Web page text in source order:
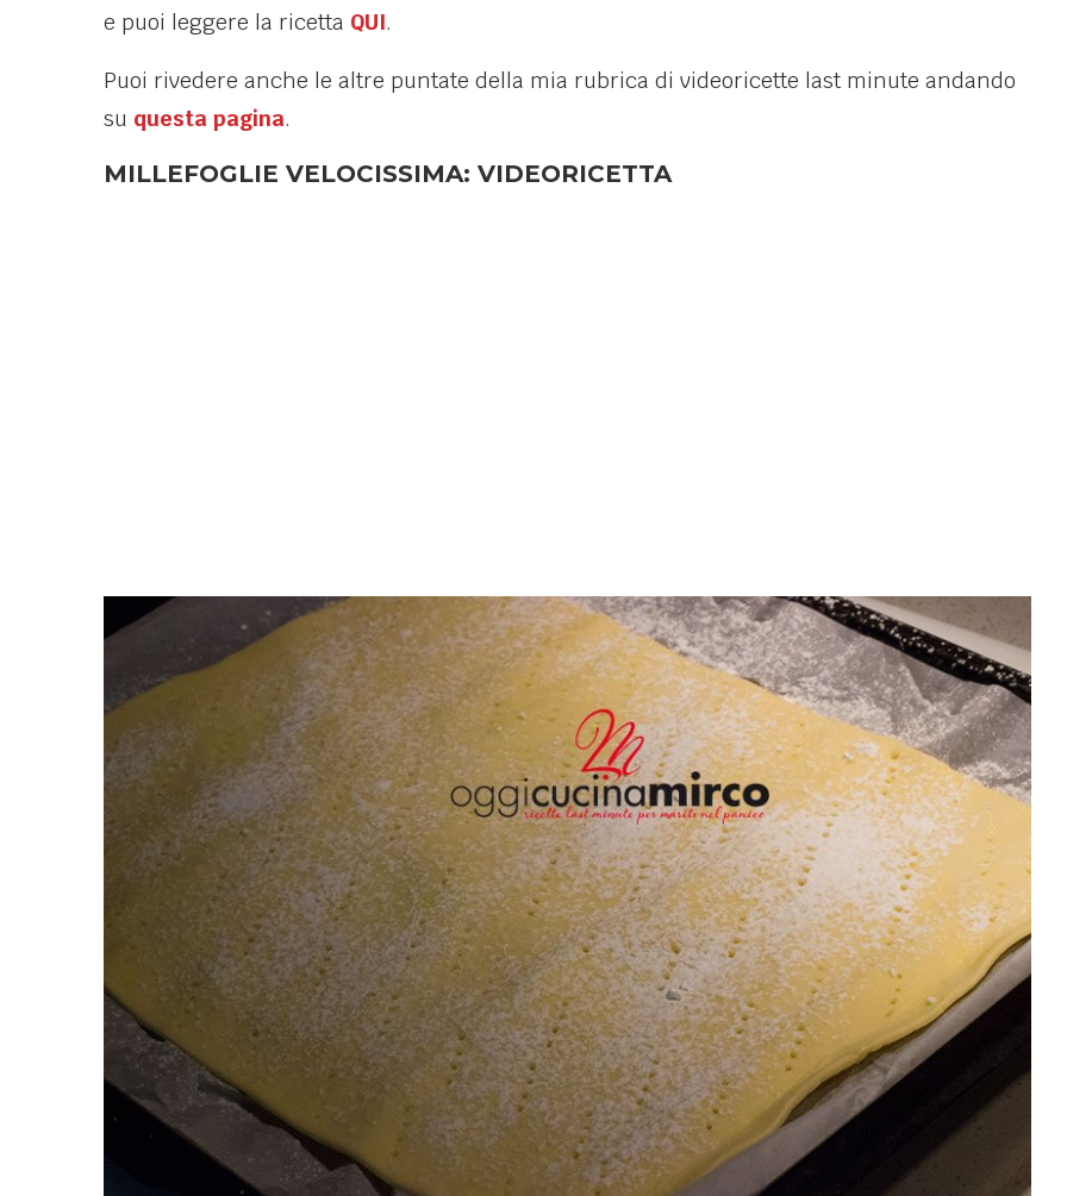
e puoi leggere la ricetta QUI.
Puoi rivedere anche le altre puntate della mia rubrica di videoricette last minute andando
su questa pagina.
MILLEFOGLIE VELOCISSIMA: VIDEORICETTA